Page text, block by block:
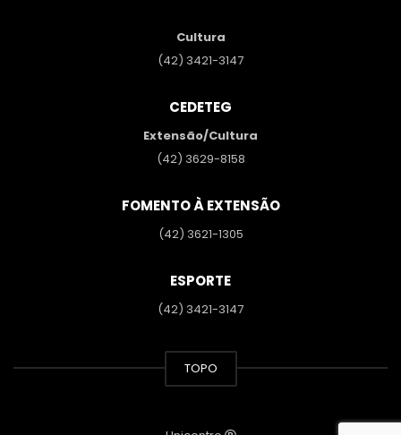
Cultura
(42) 3421-3147
CEDETEG
Extensão/Cultura
(42) 3629-8158
FOMENTO À EXTENSÃO
(42) 3621-1305
ESPORTE
(42) 3421-3147
TOPO